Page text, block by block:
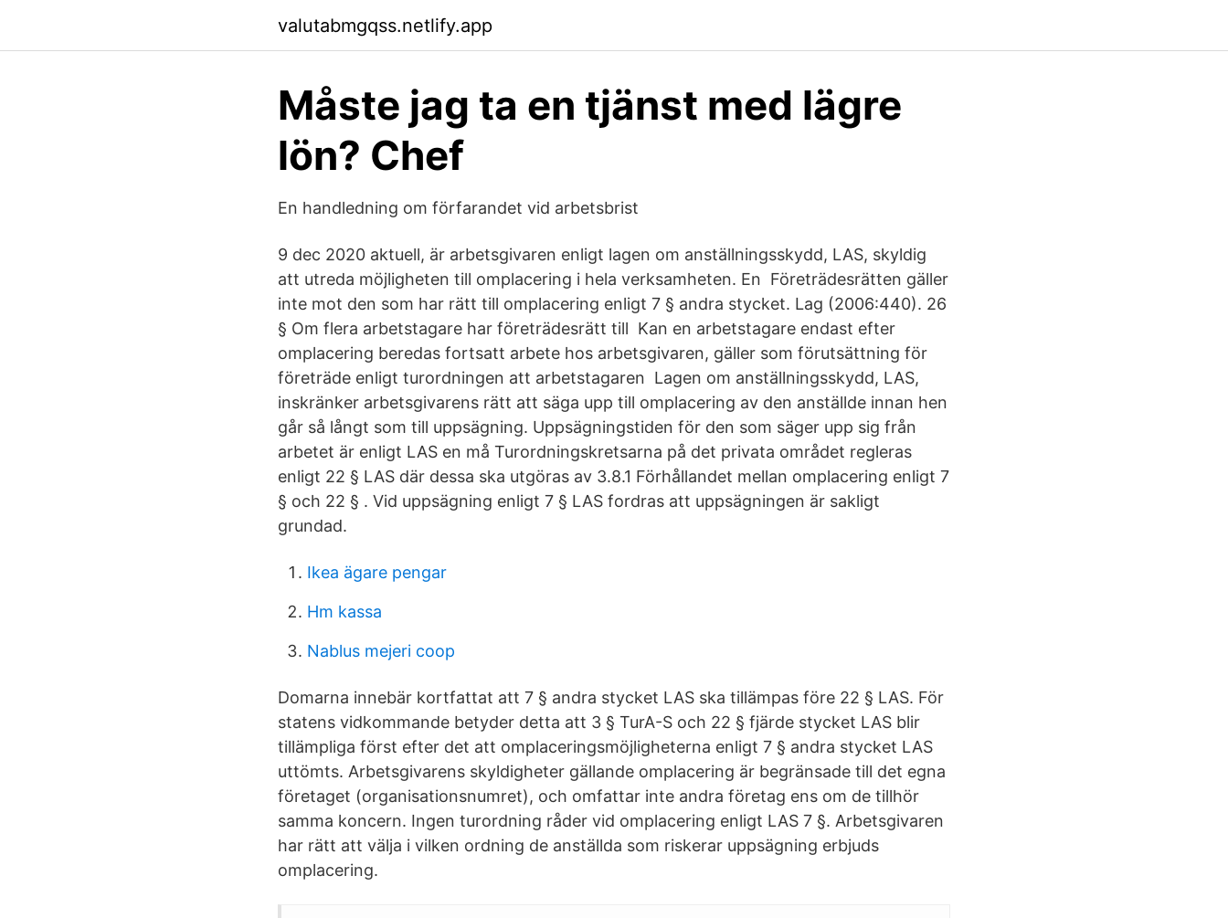
valutabmgqss.netlify.app
Måste jag ta en tjänst med lägre
lön? Chef
En handledning om förfarandet vid arbetsbrist
9 dec 2020 aktuell, är arbetsgivaren enligt lagen om anställningsskydd, LAS, skyldig
att utreda möjligheten till omplacering i hela verksamheten. En Företrädesrätten gäller
inte mot den som har rätt till omplacering enligt 7 § andra stycket. Lag (2006:440). 26
§ Om flera arbetstagare har företrädesrätt till Kan en arbetstagare endast efter
omplacering beredas fortsatt arbete hos arbetsgivaren, gäller som förutsättning för
företräde enligt turordningen att arbetstagaren Lagen om anställningsskydd, LAS,
inskränker arbetsgivarens rätt att säga upp till omplacering av den anställde innan hen
går så långt som till uppsägning. Uppsägningstiden för den som säger upp sig från
arbetet är enligt LAS en må Turordningskretsarna på det privata området regleras
enligt 22 § LAS där dessa ska utgöras av 3.8.1 Förhållandet mellan omplacering enligt 7
§ och 22 § . Vid uppsägning enligt 7 § LAS fordras att uppsägningen är sakligt
grundad.
Ikea ägare pengar
Hm kassa
Nablus mejeri coop
Domarna innebär kortfattat att 7 § andra stycket LAS ska tillämpas före 22 § LAS. För
statens vidkommande betyder detta att 3 § TurA-S och 22 § fjärde stycket LAS blir
tillämpliga först efter det att omplaceringsmöjligheterna enligt 7 § andra stycket LAS
uttömts. Arbetsgivarens skyldigheter gällande omplacering är begränsade till det egna
företaget (organisationsnumret), och omfattar inte andra företag ens om de tillhör
samma koncern. Ingen turordning råder vid omplacering enligt LAS 7 §. Arbetsgivaren
har rätt att välja i vilken ordning de anställda som riskerar uppsägning erbjuds
omplacering.